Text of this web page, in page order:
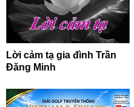
Lời cảm tạ gia đình Trần
Đăng Minh